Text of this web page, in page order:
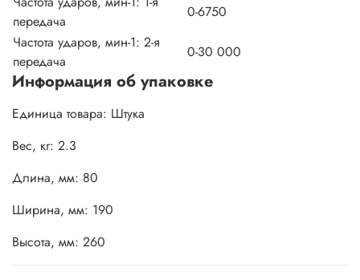
передача
0-6750
Частота ударов, мин-1: 2-я
передача
0-30 000
Информация об упаковке
Единица товара: Штука
Вес, кг: 2.3
Длина, мм: 80
Ширина, мм: 190
Высота, мм: 260